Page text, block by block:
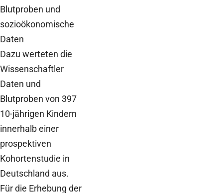
Blutproben und
sozioökonomische
Daten
Dazu werteten die
Wissenschaftler
Daten und
Blutproben von 397
10-jährigen Kindern
innerhalb einer
prospektiven
Kohortenstudie in
Deutschland aus.
Für die Erhebung der